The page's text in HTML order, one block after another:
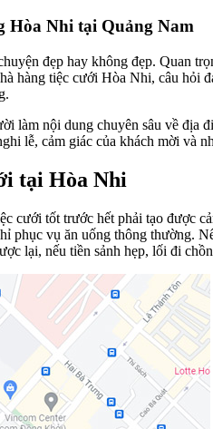
Hòa Nhi tại Quảng Nam
đẹp hay không đẹp. Quan
hàng tiệc cưới Hòa Nhi, câu hỏi
làm nội dung chuyên sâu về
lễ, cảm giác của khách mời và
tại Hòa Nhi
cưới tốt trước hết phải tạo được
phục vụ ăn uống thông thường.
lại, nếu tiền sảnh hẹp, lối đi